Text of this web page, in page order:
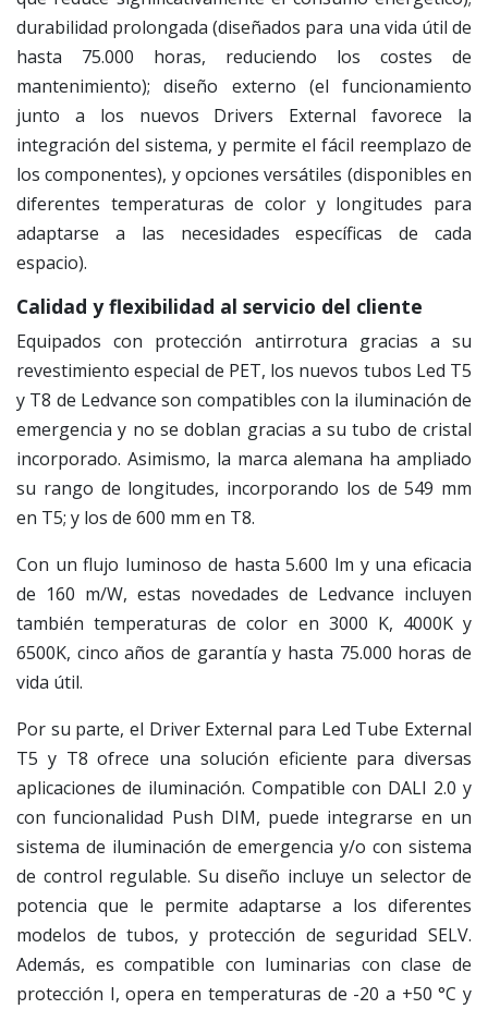
durabilidad prolongada (diseñados para una vida útil de
hasta 75.000 horas, reduciendo los costes de
mantenimiento); diseño externo (el funcionamiento
junto a los nuevos Drivers External favorece la
integración del sistema, y permite el fácil reemplazo de
los componentes), y opciones versátiles (disponibles en
diferentes temperaturas de color y longitudes para
adaptarse a las necesidades específicas de cada
espacio).
Calidad y flexibilidad al servicio del cliente
Equipados con protección antirrotura gracias a su
revestimiento especial de PET, los nuevos tubos Led T5
y T8 de Ledvance son compatibles con la iluminación de
emergencia y no se doblan gracias a su tubo de cristal
incorporado. Asimismo, la marca alemana ha ampliado
su rango de longitudes, incorporando los de 549 mm
en T5; y los de 600 mm en T8.
Con un flujo luminoso de hasta 5.600 lm y una eficacia
de 160 m/W, estas novedades de Ledvance incluyen
también temperaturas de color en 3000 K, 4000K y
6500K, cinco años de garantía y hasta 75.000 horas de
vida útil.
Por su parte, el Driver External para Led Tube External
T5 y T8 ofrece una solución eficiente para diversas
aplicaciones de iluminación. Compatible con DALI 2.0 y
con funcionalidad Push DIM, puede integrarse en un
sistema de iluminación de emergencia y/o con sistema
de control regulable. Su diseño incluye un selector de
potencia que le permite adaptarse a los diferentes
modelos de tubos, y protección de seguridad SELV.
Además, es compatible con luminarias con clase de
protección I, opera en temperaturas de -20 a +50 °C y